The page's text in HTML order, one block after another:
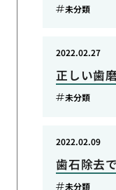
未分類
正しい歯
2022.02.27
未分類
歯石除去
2022.02.09
未分類